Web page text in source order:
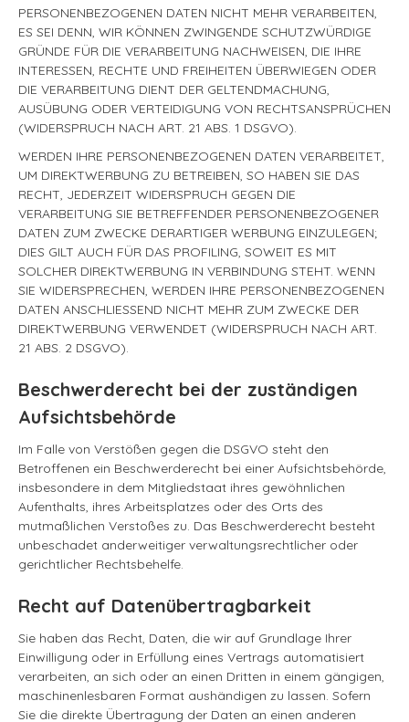
PERSONENBEZOGENEN DATEN NICHT MEHR VERARBEITEN,
ES SEI DENN, WIR KÖNNEN ZWINGENDE SCHUTZWÜRDIGE
GRÜNDE FÜR DIE VERARBEITUNG NACHWEISEN, DIE IHRE
INTERESSEN, RECHTE UND FREIHEITEN ÜBERWIEGEN ODER
DIE VERARBEITUNG DIENT DER GELTENDMACHUNG,
AUSÜBUNG ODER VERTEIDIGUNG VON RECHTSANSPRÜCHEN
(WIDERSPRUCH NACH ART. 21 ABS. 1 DSGVO).
WERDEN IHRE PERSONENBEZOGENEN DATEN VERARBEITET,
UM DIREKTWERBUNG ZU BETREIBEN, SO HABEN SIE DAS
RECHT, JEDERZEIT WIDERSPRUCH GEGEN DIE
VERARBEITUNG SIE BETREFFENDER PERSONENBEZOGENER
DATEN ZUM ZWECKE DERARTIGER WERBUNG EINZULEGEN;
DIES GILT AUCH FÜR DAS PROFILING, SOWEIT ES MIT
SOLCHER DIREKTWERBUNG IN VERBINDUNG STEHT. WENN
SIE WIDERSPRECHEN, WERDEN IHRE PERSONENBEZOGENEN
DATEN ANSCHLIESSEND NICHT MEHR ZUM ZWECKE DER
DIREKTWERBUNG VERWENDET (WIDERSPRUCH NACH ART.
21 ABS. 2 DSGVO).
Beschwerderecht bei der zuständigen
Aufsichtsbehörde
Im Falle von Verstößen gegen die DSGVO steht den
Betroffenen ein Beschwerderecht bei einer Aufsichtsbehörde,
insbesondere in dem Mitgliedstaat ihres gewöhnlichen
Aufenthalts, ihres Arbeitsplatzes oder des Orts des
mutmaßlichen Verstoßes zu. Das Beschwerderecht besteht
unbeschadet anderweitiger verwaltungsrechtlicher oder
gerichtlicher Rechtsbehelfe.
Recht auf Datenübertragbarkeit
Sie haben das Recht, Daten, die wir auf Grundlage Ihrer
Einwilligung oder in Erfüllung eines Vertrags automatisiert
verarbeiten, an sich oder an einen Dritten in einem gängigen,
maschinenlesbaren Format aushändigen zu lassen. Sofern
Sie die direkte Übertragung der Daten an einen anderen